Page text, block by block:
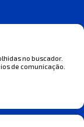
no buscador.
de comunicação.